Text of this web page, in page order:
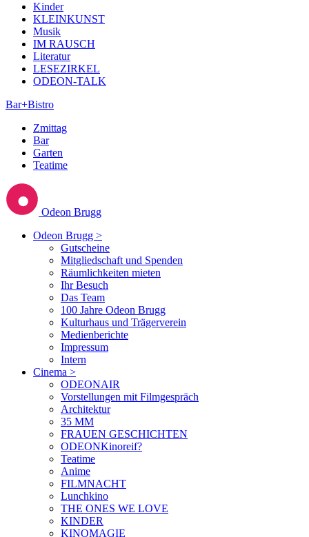
Kinder
KLEINKUNST
Musik
IM RAUSCH
Literatur
LESEZIRKEL
ODEON-TALK
Bar+Bistro
Zmittag
Bar
Garten
Teatime
Odeon Brugg
Odeon Brugg >
Gutscheine
Mitgliedschaft und Spenden
Räumlichkeiten mieten
Ihr Besuch
Das Team
100 Jahre Odeon Brugg
Kulturhaus und Trägerverein
Medienberichte
Impressum
Intern
Cinema >
ODEONAIR
Vorstellungen mit Filmgespräch
Architektur
35 MM
FRAUEN GESCHICHTEN
ODEONKinoreif?
Teatime
Anime
FILMNACHT
Lunchkino
THE ONES WE LOVE
KINDER
KINOMAGIE